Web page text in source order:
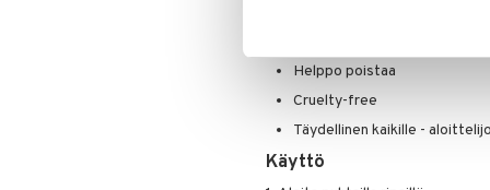
Helppo poistaa
Cruelty-free
Täydellinen kaikille -
Käyttö